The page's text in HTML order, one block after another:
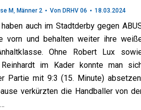
M, Männer 2 Von DRHV 06 18.03.2024
auch im Stadtderby gegen
vorn und behalten weiter ihre
Ohne Robert Lux
im Kader konnte man
Partie mit 9:3 (15. Minute)
verkürzten die Handballer von